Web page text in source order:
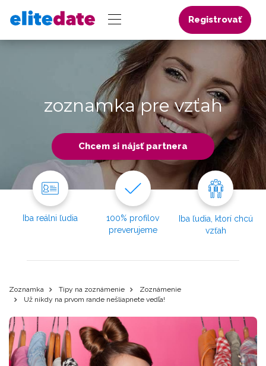
Registrovať
zoznamka pre vzťah
Chcem si nájsť partnera
Iba reálni ľudia
100% profilov
preverujeme
Iba ľudia, ktorí chcú
vzťah
Zoznamka Tipy na zoznámenie
Zoznámenie
Už nikdy na prvom rande nešliapnete vedľa!